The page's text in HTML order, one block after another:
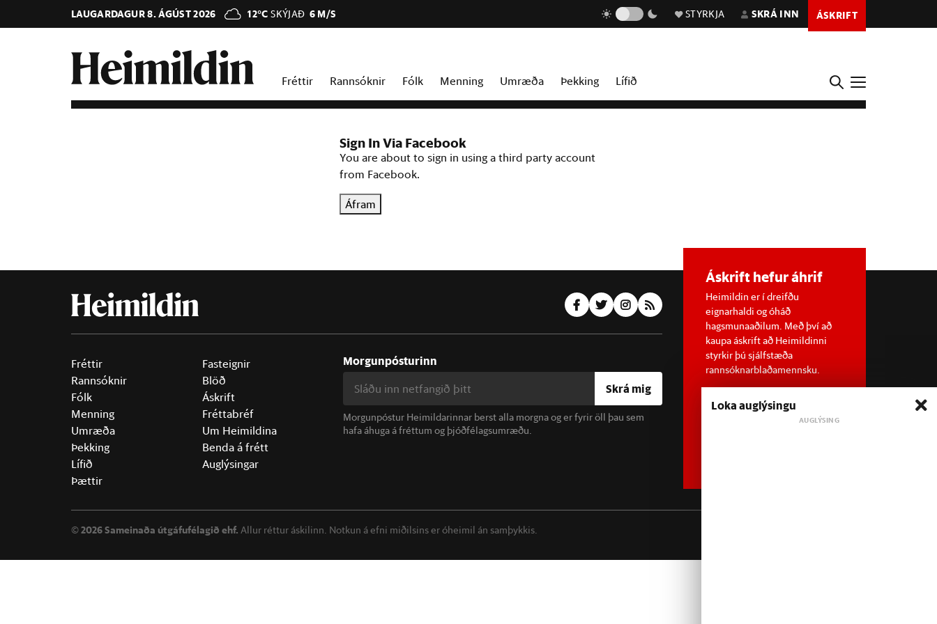
LAUGARDAGUR 8. ÁGÚST 2026 12°C SKÝJAÐ 6 M/S STYRKJA SKRÁ INN ÁSKRIFT
Fréttir Rannsóknir Fólk Menning Umræða Þekking Lífið
Sign In Via Facebook
You are about to sign in using a third party account
from Facebook.
Áfram
Fréttir
Rannsóknir
Fólk
Menning
Umræða
Þekking
Lífið
Þættir
Fasteignir
Blöð
Áskrift
Fréttabréf
Um Heimildina
Benda á frétt
Auglýsingar
Morgunpósturinn
Skrá mig
Morgunpóstur Heimildarinnar berst alla morgna og er fyrir öll þau sem
hafa áhuga á fréttum og þjóðfélagsumræðu.
Áskrift hefur áhrif
Heimildin er í dreifðu
eignarhaldi og óháð
hagsmunaaðilum. Með því að
kaupa áskrift að Heimildinni
styrkir þú sjálfstæða
rannsóknarblaðamennsku.
©2026 Sameinaða útgáfufélagið ehf. Allur réttur áskilinn. Notkun á efni miðilsins er óheimil án samþykkis.
Loka auglýsingu